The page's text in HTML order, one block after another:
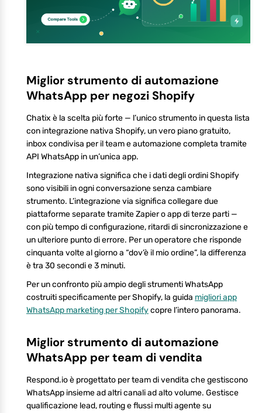
Miglior strumento di automazione
WhatsApp per negozi Shopify
Chatix è la scelta più forte — l’unico strumento in questa lista
con integrazione nativa Shopify, un vero piano gratuito,
inbox condivisa per il team e automazione completa tramite
API WhatsApp in un’unica app.
Integrazione nativa significa che i dati degli ordini Shopify
sono visibili in ogni conversazione senza cambiare
strumento. L’integrazione via significa collegare due
piattaforme separate tramite Zapier o app di terze parti —
con più tempo di configurazione, ritardi di sincronizzazione e
un ulteriore punto di errore. Per un operatore che risponde
cinquanta volte al giorno a “dov’è il mio ordine”, la differenza
è tra 30 secondi e 3 minuti.
Per un confronto più ampio degli strumenti WhatsApp
costruiti specificamente per Shopify, la guida migliori app
WhatsApp marketing per Shopifycopre l’intero panorama.
Miglior strumento di automazione
WhatsApp per team di vendita
Respond.io è progettato per team di vendita che gestiscono
WhatsApp insieme ad altri canali ad alto volume. Gestisce
qualificazione lead, routing e flussi multi agente su